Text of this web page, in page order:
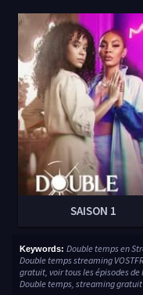
SAISON 1
Keywords: Double temps en
Double temps streaming
gratuit, voir tous les épisodes
Double temps, streaming